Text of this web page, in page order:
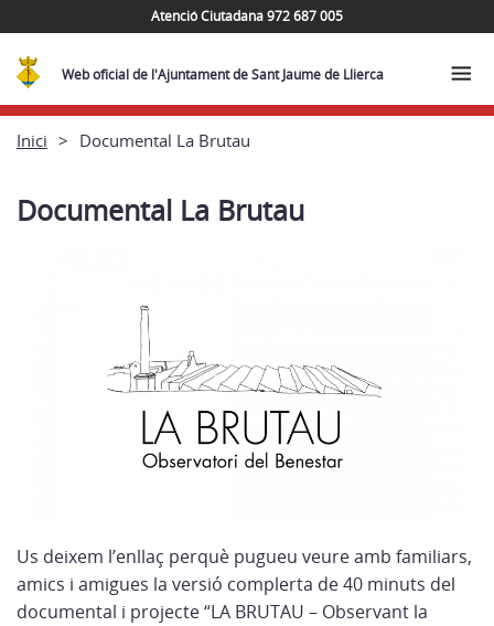
Atenció Ciutadana 972 687 005
Web oficial de l'Ajuntament de Sant Jaume de Llierca
Inici Documental La Brutau
Documental La Brutau
Us deixem l’enllaç perquè pugueu veure amb familiars,
amics i amigues la versió complerta de 40 minuts del
documental i projecte “LA BRUTAU – Observant la